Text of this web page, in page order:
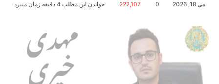
می 18, 2026 0
222,107 خواندن این مطلب 4 دقیقه زمان میبرد